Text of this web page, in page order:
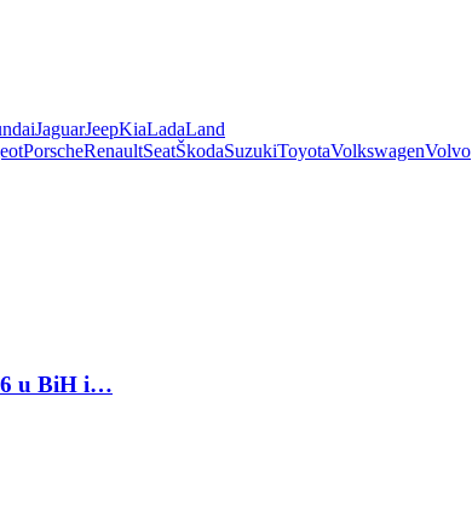
JaguarJeepKiaLadaLand
PorscheRenaultSeatŠkodaSuzukiToyotaVolkswagenVolvo
6 u BiH i…